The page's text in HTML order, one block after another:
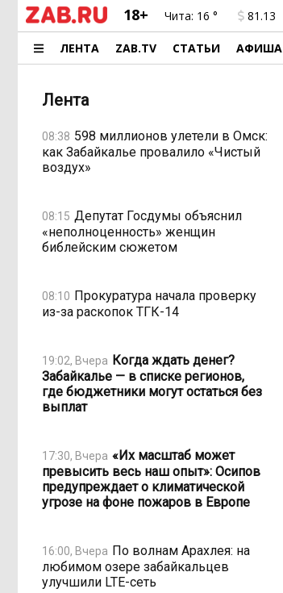
18+ Чита: 16 ° 81.13
ЛЕНТА ZAB.TV СТАТЬИ АФИША
Лента
08:38 598 миллионов улетели в Омск:
как Забайкалье провалило «Чистый
воздух»
08:15 Депутат Госдумы объяснил
«неполноценность» женщин
библейским сюжетом
08:10 Прокуратура начала проверку
из-за раскопок ТГК-14
19:02, Вчера Когда ждать денег?
Забайкалье — в списке регионов,
где бюджетники могут остаться без
выплат
17:30, Вчера «Их масштаб может
превысить весь наш опыт»: Осипов
предупреждает о климатической
угрозе на фоне пожаров в Европе
16:00, Вчера По волнам Арахлея: на
любимом озере забайкальцев
улучшили LTE-сеть